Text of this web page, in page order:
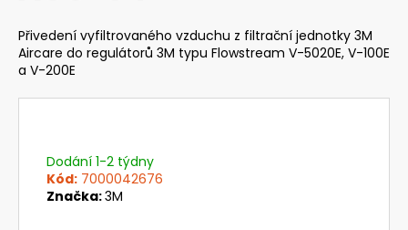
Přivedení vyfiltrovaného vzduchu z filtrační jednotky 3M
Aircare do regulátorů 3M typu Flowstream V-5020E, V-100E
a V-200E
Dodání 1-2 týdny
Kód: 7000042676
Značka:3M
m
e
NEHOŘLAVÉ
420